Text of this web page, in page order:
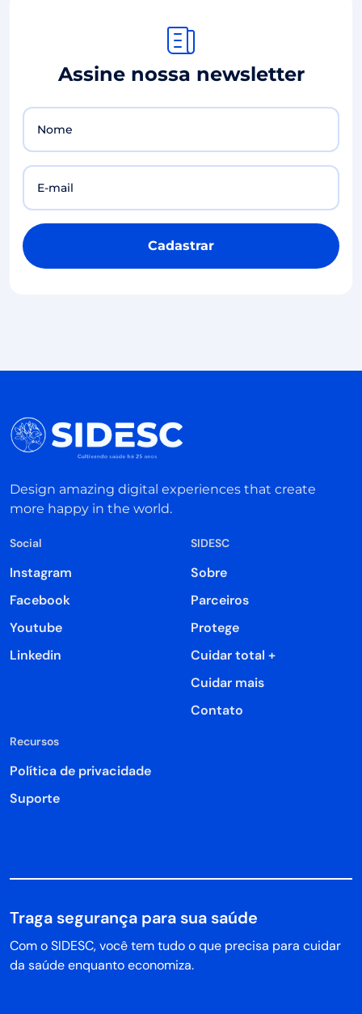
Assine nossa newsletter
Design amazing digital experiences that create
more happy in the world.
Social
Instagram
Facebook
Youtube
Linkedin
SIDESC
Sobre
Parceiros
Protege
Cuidar total +
Cuidar mais
Contato
Recursos
Política de privacidade
Suporte
Traga segurança para sua saúde
Com o SIDESC, você tem tudo o que precisa para cuidar
da saúde enquanto economiza.